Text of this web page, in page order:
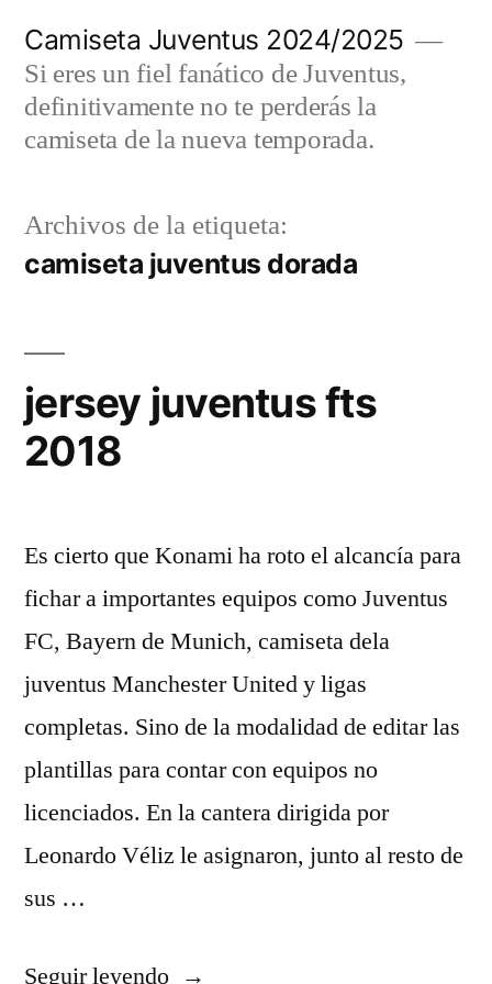
contenido
Camiseta Juventus 2024/2025
Si eres un fiel fanático de Juventus,
definitivamente no te perderás la
camiseta de la nueva temporada.
Archivos de la etiqueta:
camiseta juventus dorada
jersey juventus fts
2018
Es cierto que Konami ha roto el alcancía para
fichar a importantes equipos como Juventus
FC, Bayern de Munich, camiseta dela
juventus Manchester United y ligas
completas. Sino de la modalidad de editar las
plantillas para contar con equipos no
licenciados. En la cantera dirigida por
Leonardo Véliz le asignaron, junto al resto de
sus …
Seguir leyendo«jersey